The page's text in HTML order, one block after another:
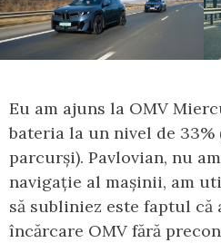
Eu am ajuns la OMV
bateria la un nivel de
parcurși). Pavlovian, nu
navigație al mașinii, am
să subliniez este faptul
încărcare OMV fără